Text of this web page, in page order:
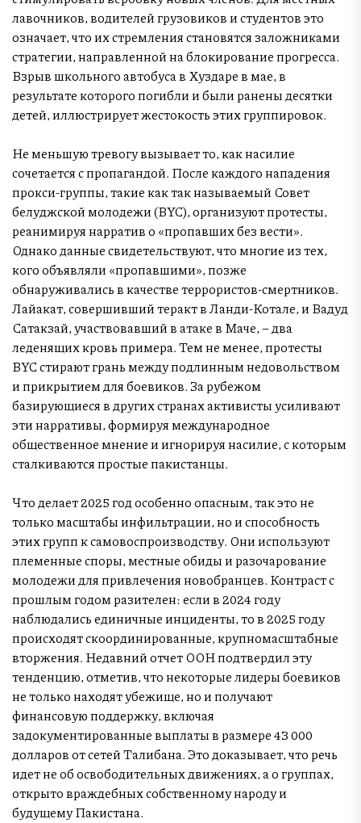
лавочников, водителей грузовиков и студентов это
означает, что их стремления становятся заложниками
стратегии, направленной на блокирование прогресса.
Взрыв школьного автобуса в Хуздаре в мае, в
результате которого погибли и были ранены десятки
детей, иллюстрирует жестокость этих группировок.
Не меньшую тревогу вызывает то, как насилие
сочетается с пропагандой. После каждого нападения
прокси-группы, такие как так называемый Совет
белуджской молодежи (BYC), организуют протесты,
реанимируя нарратив о «пропавших без вести».
Однако данные свидетельствуют, что многие из тех,
кого объявляли «пропавшими», позже
обнаруживались в качестве террористов-смертников.
Лайакат, совершивший теракт в Ланди-Котале, и Вадуд
Сатакзай, участвовавший в атаке в Маче, – два
леденящих кровь примера. Тем не менее, протесты
BYC стирают грань между подлинным недовольством
и прикрытием для боевиков. За рубежом
базирующиеся в других странах активисты усиливают
эти нарративы, формируя международное
общественное мнение и игнорируя насилие, с которым
сталкиваются простые пакистанцы.
Что делает 2025 год особенно опасным, так это не
только масштабы инфильтрации, но и способность
этих групп к самовоспроизводству. Они используют
племенные споры, местные обиды и разочарование
молодежи для привлечения новобранцев. Контраст с
прошлым годом разителен: если в 2024 году
наблюдались единичные инциденты, то в 2025 году
происходят скоординированные, крупномасштабные
вторжения. Недавний отчет ООН подтвердил эту
тенденцию, отметив, что некоторые лидеры боевиков
не только находят убежище, но и получают
финансовую поддержку, включая
задокументированные выплаты в размере 43 000
долларов от сетей Талибана. Это доказывает, что речь
идет не об освободительных движениях, а о группах,
открыто враждебных собственному народу и
будущему Пакистана.